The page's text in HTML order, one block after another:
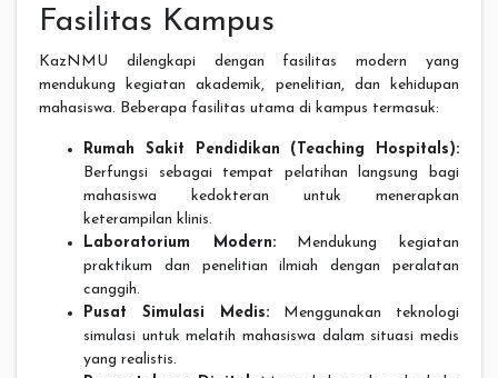
Fasilitas Kampus
KazNMU dilengkapi dengan fasilitas modern yang
mendukung kegiatan akademik, penelitian, dan kehidupan
mahasiswa. Beberapa fasilitas utama di kampus termasuk:
Rumah Sakit Pendidikan (Teaching Hospitals):
Berfungsi sebagai tempat pelatihan langsung bagi
mahasiswa kedokteran untuk menerapkan
keterampilan klinis.
Laboratorium Modern:Mendukung kegiatan
praktikum dan penelitian ilmiah dengan peralatan
canggih.
Pusat Simulasi Medis: Menggunakan teknologi
simulasi untuk melatih mahasiswa dalam situasi medis
yang realistis.